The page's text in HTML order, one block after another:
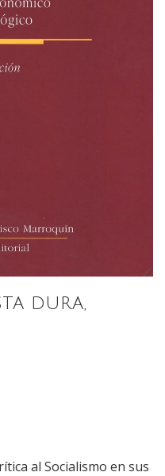
dura,
al Socialismo en sus